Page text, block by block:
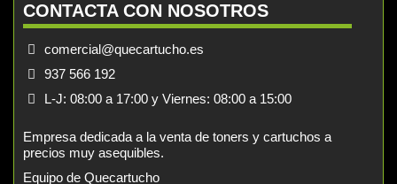
CONTACTA CON NOSOTROS
comercial@quecartucho.es
937 566 192
L-J: 08:00 a 17:00 y Viernes: 08:00 a 15:00
Empresa dedicada a la venta de toners y cartuchos a
precios muy asequibles.
Equipo de Quecartucho